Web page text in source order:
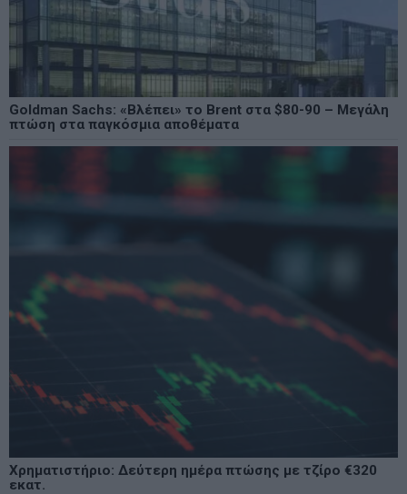
Goldman Sachs: «Βλέπει» το Brent στα $80-90 – Μεγάλη
πτώση στα παγκόσμια αποθέματα
Χρηματιστήριο: Δεύτερη ημέρα πτώσης με τζίρο €320
εκατ.